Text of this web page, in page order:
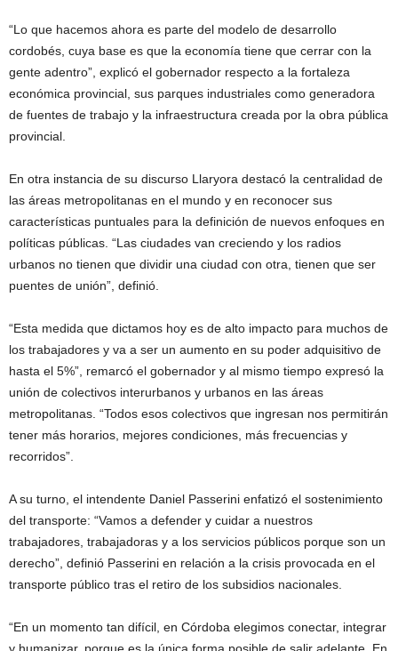
“Lo que hacemos ahora es parte del modelo de desarrollo
cordobés, cuya base es que la economía tiene que cerrar con la
gente adentro”, explicó el gobernador respecto a la fortaleza
económica provincial, sus parques industriales como generadora
de fuentes de trabajo y la infraestructura creada por la obra pública
provincial.
En otra instancia de su discurso Llaryora destacó la centralidad de
las áreas metropolitanas en el mundo y en reconocer sus
características puntuales para la definición de nuevos enfoques en
políticas públicas. “Las ciudades van creciendo y los radios
urbanos no tienen que dividir una ciudad con otra, tienen que ser
puentes de unión”, definió.
“Esta medida que dictamos hoy es de alto impacto para muchos de
los trabajadores y va a ser un aumento en su poder adquisitivo de
hasta el 5%”, remarcó el gobernador y al mismo tiempo expresó la
unión de colectivos interurbanos y urbanos en las áreas
metropolitanas. “Todos esos colectivos que ingresan nos permitirán
tener más horarios, mejores condiciones, más frecuencias y
recorridos”.
A su turno, el intendente Daniel Passerini enfatizó el sostenimiento
del transporte: “Vamos a defender y cuidar a nuestros
trabajadores, trabajadoras y a los servicios públicos porque son un
derecho”, definió Passerini en relación a la crisis provocada en el
transporte público tras el retiro de los subsidios nacionales.
“En un momento tan difícil, en Córdoba elegimos conectar, integrar